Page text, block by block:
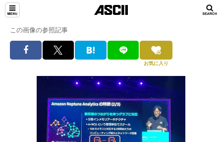
この画像の参照記事
お気に入り